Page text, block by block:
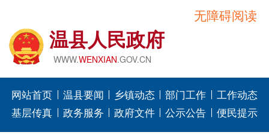
无障碍阅读
温县人民政府
WWW.WENXIAN.GOV.CN
网站首页 温县要闻 乡镇动态 部门工作
工作动态
基层传真
政务服务 政府文件 公示公告 便民提示